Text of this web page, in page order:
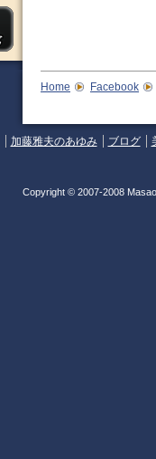
Home Facebook
加藤雅夫のあゆみ ブログ
Copyright © 2007-2008